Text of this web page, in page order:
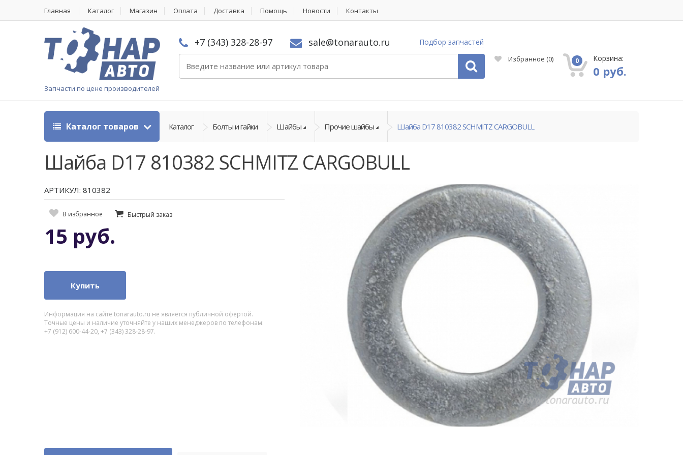
Главная Каталог Магазин Оплата Доставка Помощь Новости Контакты
Запчасти по цене производителей
+7 (343) 328-28-97 sale@tonarauto.ru Подбор запчастей
Избранное (0) 0 Корзина:
0 руб.
Каталог товаров Каталог Болты и гайки Шайбы Прочие шайбы Шайба D17 810382 SCHMITZ CARGOBULL
Шайба D17 810382 SCHMITZ CARGOBULL
АРТИКУЛ: 810382
В избранное Быстрый заказ
15 руб.
Купить
Информация на сайте tonarauto.ru не является публичной офертой.
Точные цены и наличие уточняйте у наших менеджеров по телефонам:
+7 (912) 600-44-20, +7 (343) 328-28-97.